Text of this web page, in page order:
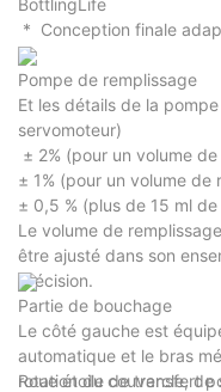
* Conception finale
Pompe de remplissage
Et les détails de la
servomoteur)
± 2% (pour un volume
± 1% (pour un volume de
± 0,5 % (plus de 15 ml
Le volume de
être ajusté dans son
précision.
Partie de bouchage
Le côté gauche est
automatique et le bras
rotation du couvercle, de
Roue étoile de transfert